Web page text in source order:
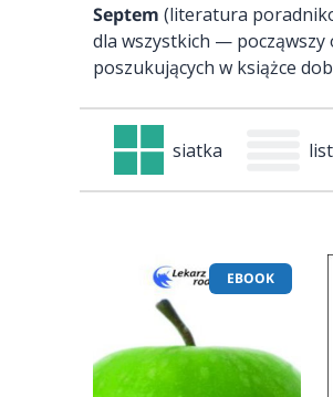
Septem (literatura
dla wszystkich — począwszy
poszukujących w książce
siatka
EBOOK